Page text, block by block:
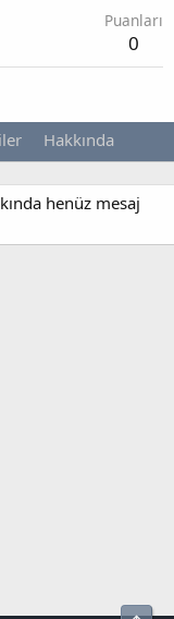
Puanları
0
Hakkında
henüz mesaj